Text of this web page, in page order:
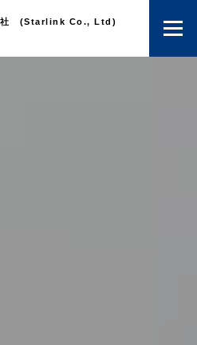
社 (Starlink Co., Ltd)